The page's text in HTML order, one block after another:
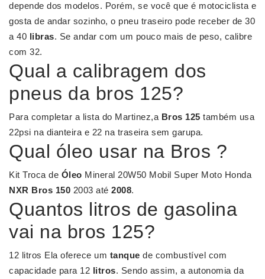
depende dos modelos. Porém, se você que é motociclista e
gosta de andar sozinho, o pneu traseiro pode receber de 30
a 40 libras. Se andar com um pouco mais de peso, calibre
com 32.
Qual a calibragem dos
pneus da bros 125?
Para completar a lista do Martinez,a Bros 125 também usa
22psi na dianteira e 22 na traseira sem garupa.
Qual óleo usar na Bros ?
Kit Troca de Óleo Mineral 20W50 Mobil Super Moto Honda
NXR Bros 150 2003 até 2008.
Quantos litros de gasolina
vai na bros 125?
12 litros Ela oferece um tanque de combustível com
capacidade para 12 litros. Sendo assim, a autonomia da